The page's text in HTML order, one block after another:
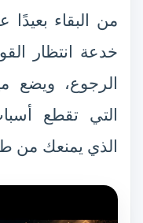
من البقاء بعيدًا
خدعة انتظار
الرجوع، ويضع
التي تقطع
الذي يمنعك من